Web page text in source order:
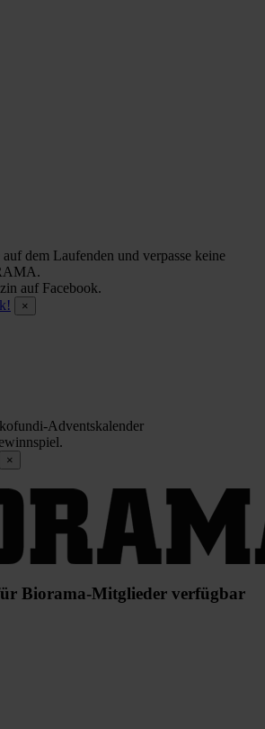
dem Laufenden und verpasse keine
auf Facebook.
×
Adventskalender
×
Biorama-Mitglieder verfügbar